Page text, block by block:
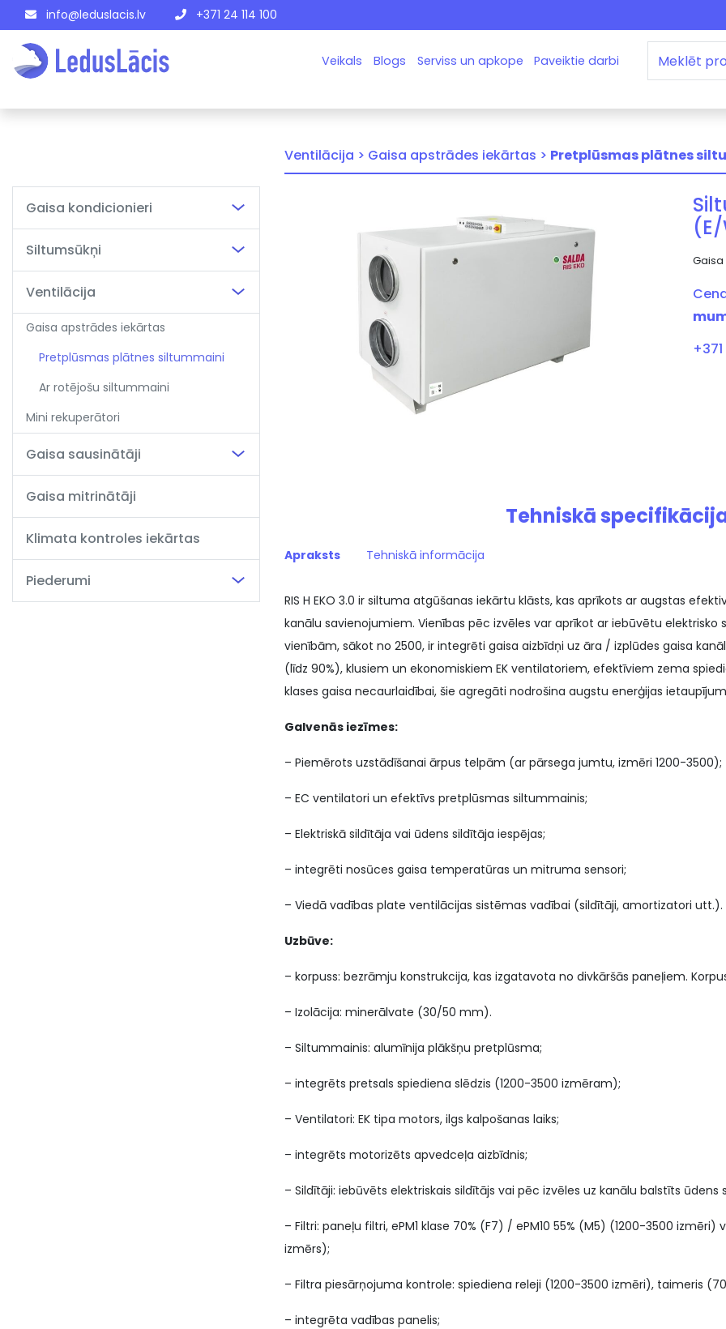
info@leduslacis.lv +371 24 114 100
Veikals Blogs Serviss un apkope Paveiktie darbi
Gaisa kondicionieri
Siltumsūkņi
Ventilācija
Gaisa apstrādes iekārtas
Pretplūsmas plātnes siltummaini
Ar rotējošu siltummaini
Mini rekuperātori
Gaisa sausinātāji
Gaisa mitrinātāji
Klimata kontroles iekārtas
Piederumi
Ventilācija > Gaisa apstrādes iekārtas > Pretplūsmas plātnes
(E/
+371
Tehniskā
Apraksts Tehniskā informācija
RIS H EKO 3.0 ir siltuma atgūšanas iekārtu klāsts, kas aprīkots ar augstas
kanālu savienojumiem. Vienības pēc izvēles var aprīkot ar iebūvētu elektrisko
vienībām, sākot no 2500, ir integrēti gaisa aizbīdņi uz āra / izplūdes gaisa
(līdz 90%), klusiem un ekonomiskiem EK ventilatoriem, efektīviem zema
klases gaisa necaurlaidībai, šie agregāti nodrošina augstu enerģijas
Galvenās iezīmes:
– Piemērots uzstādīšanai ārpus telpām (ar pārsega jumtu, izmēri 1200-3500);
– EC ventilatori un efektīvs pretplūsmas siltummainis;
– Elektriskā sildītāja vai ūdens sildītāja iespējas;
– integrēti nosūces gaisa temperatūras un mitruma sensori;
– Viedā vadības plate ventilācijas sistēmas vadībai (sildītāji, amortizatori utt.).
Uzbūve:
– korpuss: bezrāmju konstrukcija, kas izgatavota no divkāršās paneļiem.
– Izolācija: minerālvate (30/50 mm).
– Siltummainis: alumīnija plākšņu pretplūsma;
– integrēts pretsals spiediena slēdzis (1200-3500 izmēram);
– Ventilatori: EK tipa motors, ilgs kalpošanas laiks;
– integrēts motorizēts apvedceļa aizbīdnis;
– Sildītāji: iebūvēts elektriskais sildītājs vai pēc izvēles uz kanālu balstīts ūdens
– Filtri: paneļu filtri, ePM1 klase 70% (F7) / ePM10 55% (M5) (1200-3500
izmērs);
– Filtra piesārņojuma kontrole: spiediena releji (1200-3500 izmēri), taimeris
– integrēta vadības panelis;